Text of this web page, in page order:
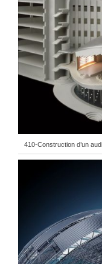
410-Construction d’un